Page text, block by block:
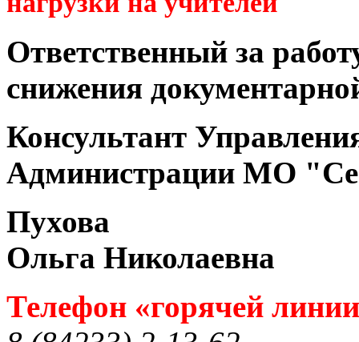
Ответственный за
снижения
Консультант
Администрации МО
Пухова
Ольга Николаевна
Телефон «горячей